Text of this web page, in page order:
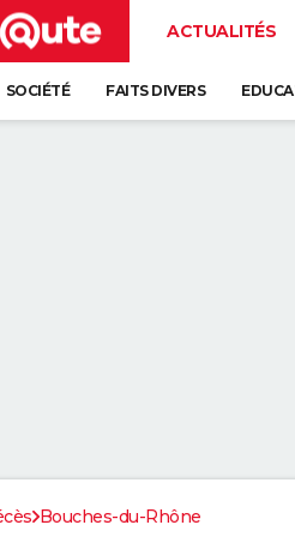
ACTUALITÉS
SOCIÉTÉ FAITS DIVERS
Bouches-du-Rhône